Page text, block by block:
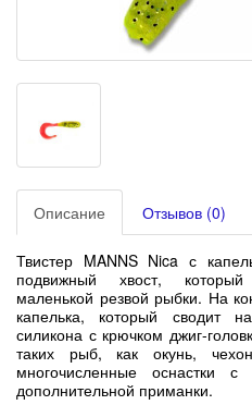
Описание Отзывов (0)
Твистер MANNS Nica с
подвижный хвост, который
маленькой резвой рыбки. На
капелька, который сводит
силикона с крючком джиг-
таких рыб, как окунь,
многочисленные оснастки
дополнительной приманки.